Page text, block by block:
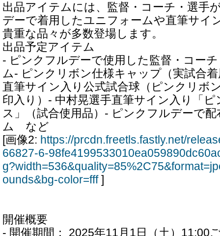
出品アイテムには、監督・コーチ・選手
デーで着用したユニフォームや直筆サイ
貴重な品々が多数登場します。
出品予定アイテム
- ピンクフルデーで使用した監督・コー
ム- ピンクリボン仕様キャップ（実試合
直筆サイン入り公式試合球（ピンクリボ
印入り）- 中村晃選手直筆サイン入り「
ス」（試合使用品）- ピンクフルデーで
ム など
[画像2: https://prcdn.freetls.fastly.net/
66827-6-
ounds&bg-color=fff]
開催概要
- 開催期間： 2025年11月1日（土）11:00